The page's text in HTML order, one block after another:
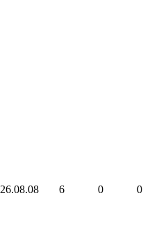
26.08.08 6 0 0